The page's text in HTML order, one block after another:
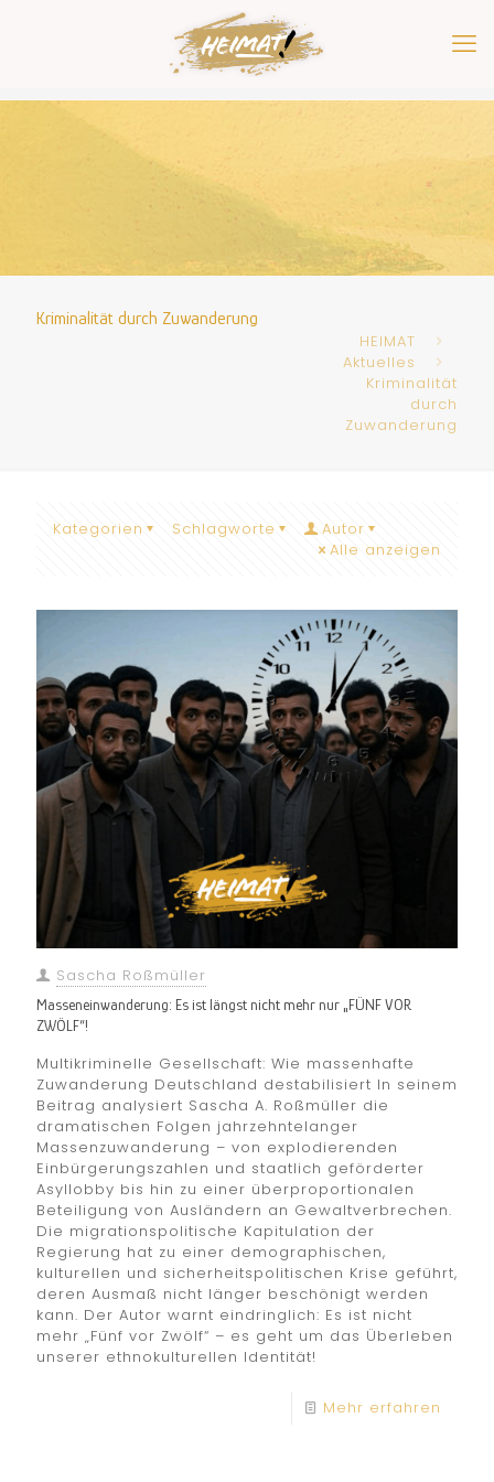
Kriminalität durch Zuwanderung
HEIMAT
Aktuelles
Kriminalität
durch
Zuwanderung
Kategorien Schlagworte
Autor
Alle anzeigen
Sascha Roßmüller
Masseneinwanderung: Es ist längst nicht mehr nur „FÜNF VOR
ZWÖLF“!
Multikriminelle Gesellschaft: Wie massenhafte
Zuwanderung Deutschland destabilisiert In seinem
Beitrag analysiert Sascha A. Roßmüller die
dramatischen Folgen jahrzehntelanger
Massenzuwanderung – von explodierenden
Einbürgerungszahlen und staatlich geförderter
Asyllobby bis hin zu einer überproportionalen
Beteiligung von Ausländern an Gewaltverbrechen.
Die migrationspolitische Kapitulation der
Regierung hat zu einer demographischen,
kulturellen und sicherheitspolitischen Krise geführt,
deren Ausmaß nicht länger beschönigt werden
kann. Der Autor warnt eindringlich: Es ist nicht
mehr „Fünf vor Zwölf“ – es geht um das Überleben
unserer ethnokulturellen Identität!
Mehr erfahren